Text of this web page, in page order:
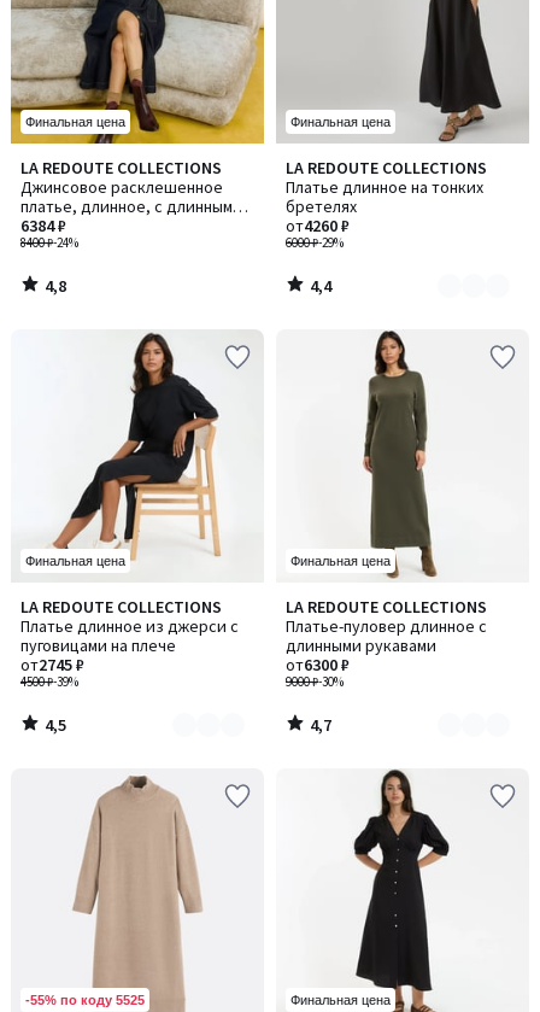
Финальная цена
LA REDOUTE COLLECTIONS
Джинсовое расклешенное
платье, длинное, с длинными
рукавами
8400 ₽-24%
6384 ₽
4,8
/ 5
4,8
/
Финальная цена
LA REDOUTE COLLECTIONS
Платье длинное на тонких
бретелях
6000 ₽-29%
от4260 ₽
4,4
/ 5
Количество
цветов:
2
4,4
/
Финальная цена
LA REDOUTE COLLECTIONS
Платье длинное из джерси с
пуговицами на плече
4500 ₽-39%
от2745 ₽
4,5
/ 5
Количество
цветов:
2
4,5
/
Финальная цена
LA REDOUTE COLLECTIONS
Платье-пуловер длинное с
длинными рукавами
9000 ₽-30%
от6300 ₽
4,7
/ 5
Количество
цветов:
2
4,7
/
-55% по коду 5525 Финальная цена